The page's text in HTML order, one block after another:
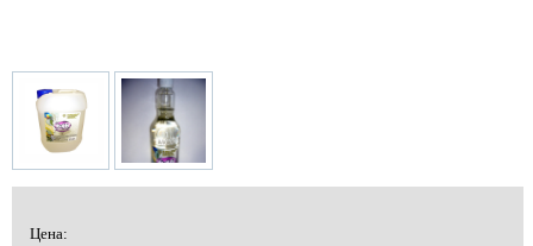
Цена: